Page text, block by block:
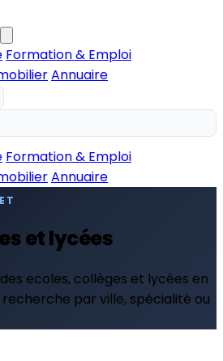
Formation & Emploi
Annuaire
Formation & Emploi
Annuaire
et lycées
ecoles, collèges et lycées en
par ville, spécialité ou